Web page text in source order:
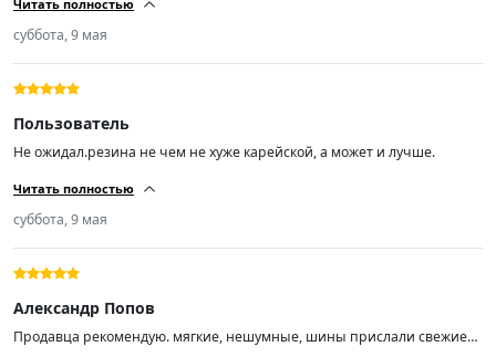
доволен.спасибо.
Читать полностью
суббота, 9 мая
Пользователь
Не ожидал.резина не чем не хуже карейской, а может и лучше.
Читать полностью
суббота, 9 мая
Александр Попов
Продавца рекомендую. мягкие, нешумные, шины прислали свежие